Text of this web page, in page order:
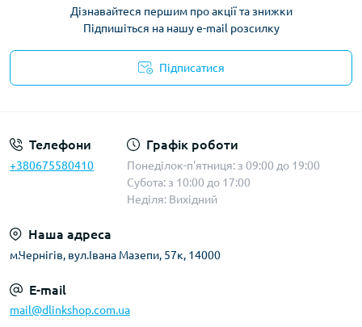
Дізнавайтеся першим про акції та знижки
Підпишіться на нашу e-mail розсилку
Підписатися
Телефони
+380675580410
Графік роботи
Понеділок-п'ятниця: з 09:00 до 19:00
Субота: з 10:00 до 17:00
Неділя: Вихідний
Наша адреса
м.Чернігів, вул.Івана Мазепи, 57к, 14000
E-mail
mail@dlinkshop.com.ua